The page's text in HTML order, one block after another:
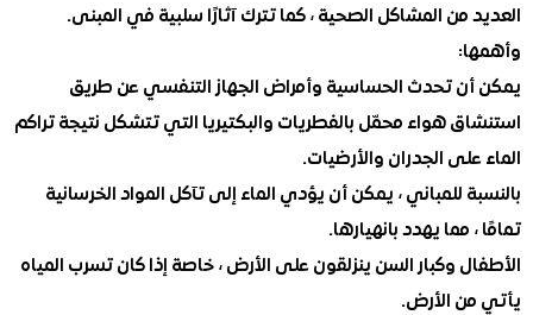
من المشاكل الصحية ، كما تترك آثارًا سلبية في المبنى.
تحدث الحساسية وأمراض الجهاز التنفسي عن طريق
هواء محمّل بالفطريات والبكتيريا التي تتشكل نتيجة تراكم
الجدران والأرضيات.
للمباني ، يمكن أن يؤدي الماء إلى تآكل المواد الخرسانية
مما يهدد بانهيارها.
وكبار السن ينزلقون على الأرض ، خاصة إذا كان تسرب المياه
الأرض.